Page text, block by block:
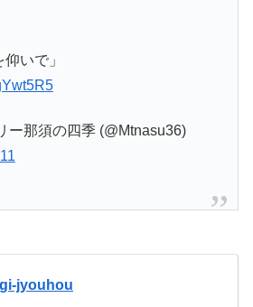
いで」
那須の四季 (@Mtnasu36)
jyouhou